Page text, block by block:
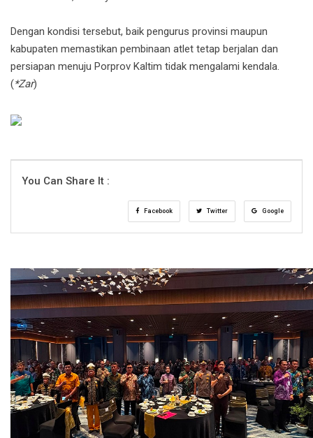
Dengan kondisi tersebut, baik pengurus provinsi maupun
kabupaten memastikan pembinaan atlet tetap berjalan dan
persiapan menuju Porprov Kaltim tidak mengalami kendala.
(*Zar)
You Can Share It :
Facebook Twitter Google